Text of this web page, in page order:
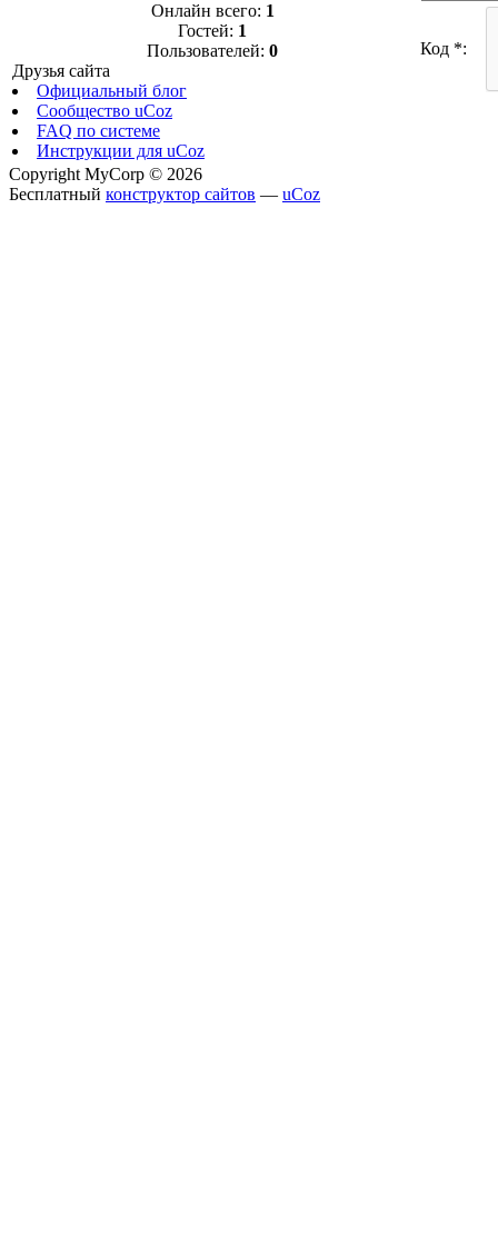
Онлайн всего: 1
Гостей: 1
Пользователей: 0
Друзья сайта
Официальный блог
Сообщество uCoz
FAQ по системе
Инструкции для uCoz
Код *:
Copyright MyCorp © 2026
Бесплатный конструктор сайтов — uCoz